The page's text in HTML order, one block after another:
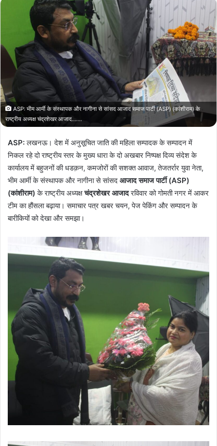
n
a
n
e
m
a
l
ASP: भीम आर्मी के संस्थापक और नागीना से सांसद आजाद समाज पार्टी (ASP) (कांशीराम) के
राष्ट्रीय अध्यक्ष चंद्रशेखर आजाद.......
ASP:लखनऊ। देश में अनुसूचित जाति की महिला सम्पादक के सम्पादन में
निकल रहे दो राष्ट्रीय स्तर के मुख्य धारा के दो अखबार निष्पक्ष दिव्य संदेश के
कार्यालय में बहुजनों की धडक़न, कमजोरों की सशक्त आवाज, तेजतर्रार युवा नेता,
भीम आर्मी के संस्थापक और नागीना से सांसद आजाद समाज पार्टी (ASP)
(कांशीराम) के राष्ट्रीय अध्यक्षचंद्रशेखर आजादरविवार को गोमती नगर में आकर
टीम का हौंसला बढ़ाया। समाचार पत्र खबर चयन, पेज पेकिंग और सम्पादन के
बारीकियों को देखा और समझा।